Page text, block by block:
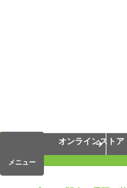
メニュー
オンラインストア